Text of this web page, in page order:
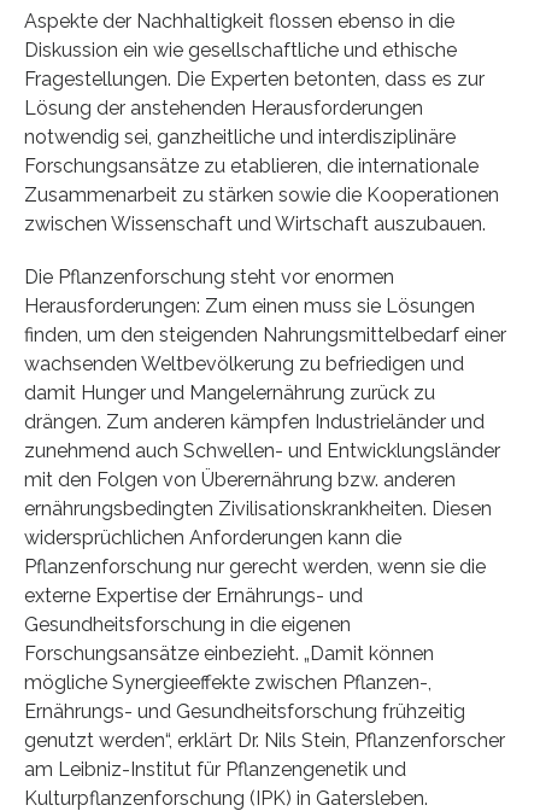
Aspekte der Nachhaltigkeit flossen ebenso in die
Diskussion ein wie gesellschaftliche und ethische
Fragestellungen. Die Experten betonten, dass es zur
Lösung der anstehenden Herausforderungen
notwendig sei, ganzheitliche und interdisziplinäre
Forschungsansätze zu etablieren, die internationale
Zusammenarbeit zu stärken sowie die Kooperationen
zwischen Wissenschaft und Wirtschaft auszubauen.
Die Pflanzenforschung steht vor enormen
Herausforderungen: Zum einen muss sie Lösungen
finden, um den steigenden Nahrungsmittelbedarf einer
wachsenden Weltbevölkerung zu befriedigen und
damit Hunger und Mangelernährung zurück zu
drängen. Zum anderen kämpfen Industrieländer und
zunehmend auch Schwellen- und Entwicklungsländer
mit den Folgen von Überernährung bzw. anderen
ernährungsbedingten Zivilisationskrankheiten. Diesen
widersprüchlichen Anforderungen kann die
Pflanzenforschung nur gerecht werden, wenn sie die
externe Expertise der Ernährungs- und
Gesundheitsforschung in die eigenen
Forschungsansätze einbezieht. „Damit können
mögliche Synergieeffekte zwischen Pflanzen-,
Ernährungs- und Gesundheitsforschung frühzeitig
genutzt werden“, erklärt Dr. Nils Stein, Pflanzenforscher
am Leibniz-Institut für Pflanzengenetik und
Kulturpflanzenforschung (IPK) in Gatersleben.